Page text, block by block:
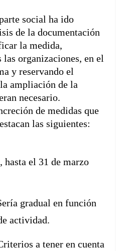
social ha ido
de la documentación
la medida,
organizaciones, en el
y reservando el
ampliación de la
necesario.
de medidas que
las siguientes:
hasta el 31 de marzo
gradual en función
actividad.
a tener en cuenta